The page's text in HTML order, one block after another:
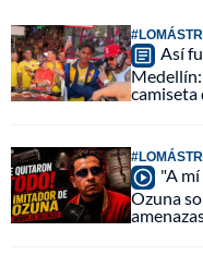
Así
camiseta
"A
Ozuna